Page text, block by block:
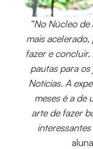
“No Núcleo
mais
fazer e
pautas para
Notícias. A
meses é a de
arte de fazer